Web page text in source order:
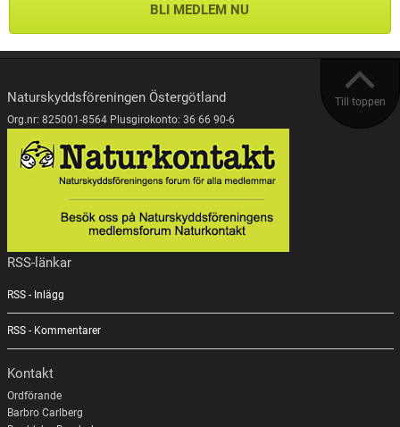
BLI MEDLEM NU
Till toppen
Naturskyddsföreningen Östergötland
Org.nr: 825001-8564 Plusgirokonto: 36 66 90-6
RSS-länkar
RSS - Inlägg
RSS - Kommentarer
Kontakt
Ordförande
Barbro Carlberg